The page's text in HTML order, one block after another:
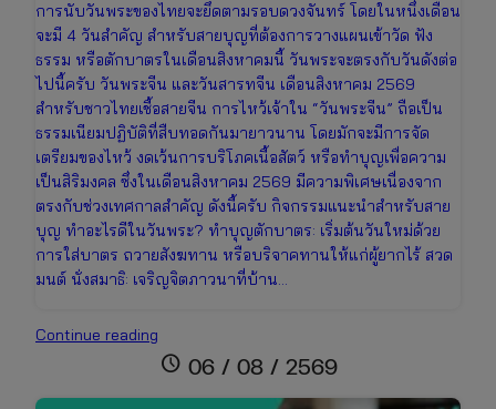
การนับวันพระของไทยจะยึดตามรอบดวงจันทร์ โดยในหนึ่งเดือน
จะมี 4 วันสำคัญ สำหรับสายบุญที่ต้องการวางแผนเข้าวัด ฟัง
ธรรม หรือตักบาตรในเดือนสิงหาคมนี้ วันพระจะตรงกับวันดังต่อ
ไปนี้ครับ วันพระจีน และวันสารทจีน เดือนสิงหาคม 2569
สำหรับชาวไทยเชื้อสายจีน การไหว้เจ้าใน “วันพระจีน” ถือเป็น
ธรรมเนียมปฏิบัติที่สืบทอดกันมายาวนาน โดยมักจะมีการจัด
เตรียมของไหว้ งดเว้นการบริโภคเนื้อสัตว์ หรือทำบุญเพื่อความ
เป็นสิริมงคล ซึ่งในเดือนสิงหาคม 2569 มีความพิเศษเนื่องจาก
ตรงกับช่วงเทศกาลสำคัญ ดังนี้ครับ กิจกรรมแนะนำสำหรับสาย
บุญ ทำอะไรดีในวันพระ? ทำบุญตักบาตร: เริ่มต้นวันใหม่ด้วย
การใส่บาตร ถวายสังฆทาน หรือบริจาคทานให้แก่ผู้ยากไร้ สวด
มนต์ นั่งสมาธิ: เจริญจิตภาวนาที่บ้าน…
Continue reading
วันพระ
schedule 06 / 08 / 2569